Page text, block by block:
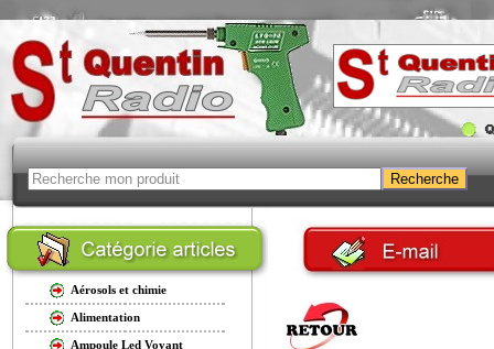
Aérosols et chimie
Alimentation
Ampoule Led Voyant